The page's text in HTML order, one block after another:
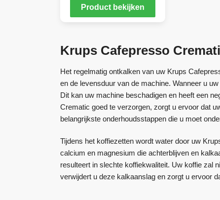
Product bekijken
Krups Cafepresso
Het regelmatig ontkalken van uw Krups
en de levensduur van de machine. Wanneer u
Dit kan uw machine beschadigen en heeft een
Crematic goed te verzorgen, zorgt u ervoor dat
belangrijkste onderhoudsstappen die u moet
Tijdens het koffiezetten wordt water door uw
calcium en magnesium die achterblijven en
resulteert in slechte koffiekwaliteit. Uw koffie zal
verwijdert u deze kalkaanslag en zorgt u ervoor